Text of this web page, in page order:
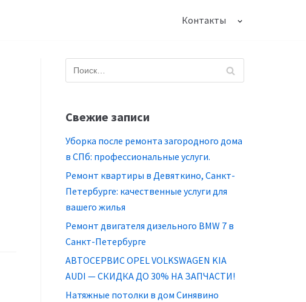
Контакты
Свежие записи
Уборка после ремонта загородного дома
в СПб: профессиональные услуги.
Ремонт квартиры в Девяткино, Санкт-
Петербурге: качественные услуги для
вашего жилья
Ремонт двигателя дизельного BMW 7 в
Санкт-Петербурге
АВТОСЕРВИС OPEL VOLKSWAGEN KIA
AUDI — СКИДКА ДО 30% НА ЗАПЧАСТИ!
Натяжные потолки в дом Синявино